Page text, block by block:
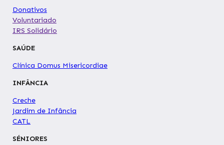
Donativos
Voluntariado
IRS Solidário
SAÚDE
Clínica Domus Misericordiae
INFÂNCIA
Creche
Jardim de Infância
CATL
SÉNIORES